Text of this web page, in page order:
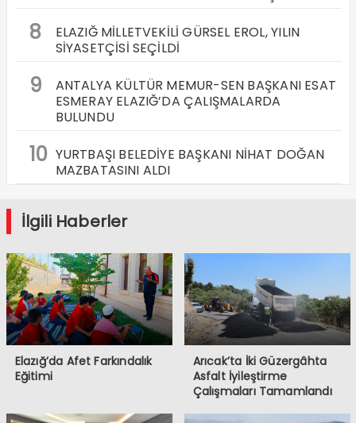
8
ELAZIĞ MİLLETVEKİLİ GÜRSEL EROL, YILIN
SİYASETÇİSİ SEÇİLDİ
9
ANTALYA KÜLTÜR MEMUR-SEN BAŞKANI ESAT
ESMERAY ELAZIĞ’DA ÇALIŞMALARDA
BULUNDU
10 YURTBAŞI BELEDİYE BAŞKANI NİHAT DOĞAN
MAZBATASINI ALDI
İlgili Haberler
Elazığ’da Afet Farkındalık
Eğitimi
Arıcak’ta İki Güzergâhta
Asfalt İyileştirme
Çalışmaları Tamamlandı